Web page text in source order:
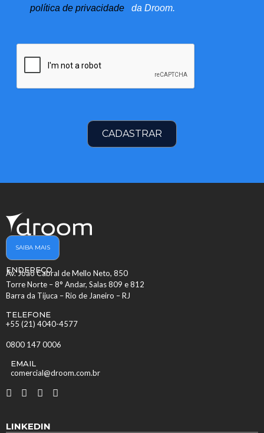
política de privacidade
da Droom.
CADASTRAR
SAIBA MAIS
ENDEREÇO
Av. João Cabral de Mello Neto, 850
Torre Norte – 8° Andar, Salas 809 e 812
Barra da Tijuca – Rio de Janeiro – RJ
TELEFONE
+55 (21) 4040-4577
0800 147 0006
EMAIL
comercial@droom.com.br
LINKEDIN